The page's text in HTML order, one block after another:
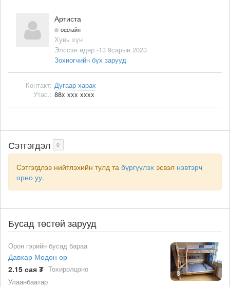
Артиста
офлайн
Хувь хүн
Элссэн өдөр -13 9сарын 2023
Зохиогчийн бүх зарууд
Контакт: Дугаар харах
Утас.: 88x xxx xxxx
Сэтгэгдэл 0
Сэтгэгдлээ нийтлэхийн тулд та бүргүүлэх эсвэл нэвтэрч
орно уу.
Бусад төстөй зарууд
8
Орон гэрийн бусад бараа
Давхар Модон ор
2.15 сая ₮ Тохиролцоно
Улаанбаатар